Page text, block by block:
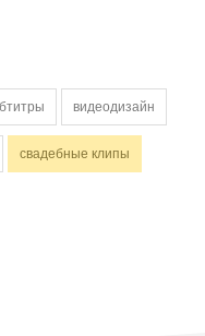
видеодизайн
свадебные клипы